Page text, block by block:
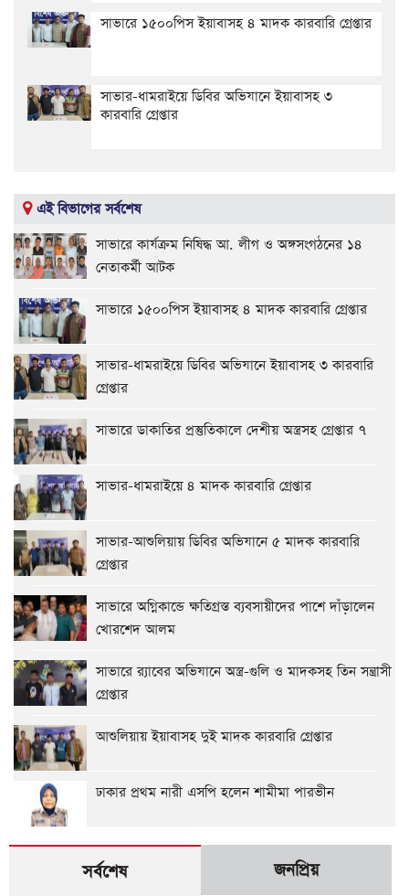
সাভারে ১৫০০পিস ইয়াবাসহ ৪ মাদক কারবারি গ্রেপ্তার
সাভার-ধামরাইয়ে ডিবির অভিযানে ইয়াবাসহ ৩
কারবারি গ্রেপ্তার
এই বিভাগের সর্বশেষ
সাভারে কার্যক্রম নিষিদ্ধ আ. লীগ ও অঙ্গসংগঠনের ১৪
নেতাকর্মী আটক
সাভারে ১৫০০পিস ইয়াবাসহ ৪ মাদক কারবারি গ্রেপ্তার
সাভার-ধামরাইয়ে ডিবির অভিযানে ইয়াবাসহ ৩ কারবারি
গ্রেপ্তার
সাভারে ডাকাতির প্রস্তুতিকালে দেশীয় অস্ত্রসহ গ্রেপ্তার ৭
সাভার-ধামরাইয়ে ৪ মাদক কারবারি গ্রেপ্তার
সাভার-আশুলিয়ায় ডিবির অভিযানে ৫ মাদক কারবারি
গ্রেপ্তার
সাভারে অগ্নিকান্ডে ক্ষতিগ্রস্ত ব্যবসায়ীদের পাশে দাঁড়ালেন
খোরশেদ আলম
সাভারে র‍্যাবের অভিযানে অস্ত্র-গুলি ও মাদকসহ তিন সন্ত্রাসী
গ্রেপ্তার
আশুলিয়ায় ইয়াবাসহ দুই মাদক কারবারি গ্রেপ্তার
ঢাকার প্রথম নারী এসপি হলেন শামীমা পারভীন
সর্বশেষ জনপ্রিয়